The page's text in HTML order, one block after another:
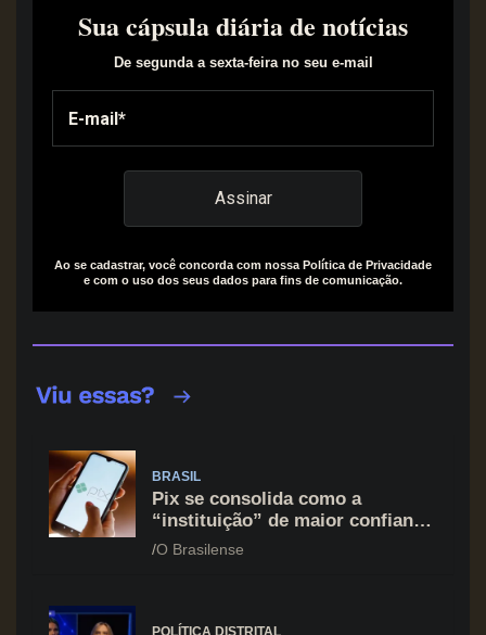
Sua cápsula diária de notícias
De segunda a sexta-feira no seu e-mail
Ao se cadastrar, você concorda com nossa Política de Privacidade
e com o uso dos seus dados para fins de comunicação.
BRASIL
Pix se consolida como a
“instituição” de maior confiança
do brasileiro, supera Igreja e
O Brasilense